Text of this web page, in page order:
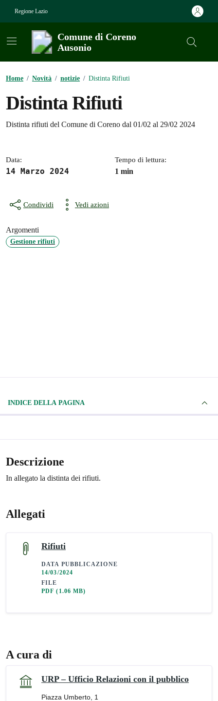
Regione Lazio
Comune di Coreno
Ausonio
Home / Novità / notizie / Distinta Rifiuti
Distinta Rifiuti
Dettagli della notizia
Distinta rifiuti del Comune di Coreno dal 01/02 al 29/02 2024
Data:
14 Marzo 2024
Tempo di lettura:
1 min
Condividi Vedi azioni
Argomenti
Gestione rifiuti
INDICE DELLA PAGINA
Descrizione
In allegato la distinta dei rifiuti.
Allegati
Rifiuti
DATA PUBBLICAZIONE
14/03/2024
FILE
PDF(1.06 MB)
A cura di
URP – Ufficio Relazioni con il pubblico
Piazza Umberto, 1